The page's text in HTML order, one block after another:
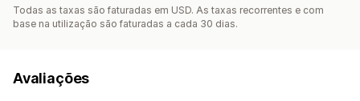
Todas as taxas são faturadas em USD. As taxas recorrentes e com
base na utilização são faturadas a cada 30 dias.
Avaliações